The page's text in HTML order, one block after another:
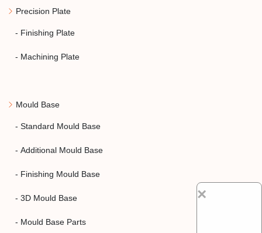
×
Precision Plate
- Finishing Plate
- Machining Plate
Mould Base
- Standard Mould Base
- Additional Mould Base
- Finishing Mould Base
- 3D Mould Base
- Mould Base Parts